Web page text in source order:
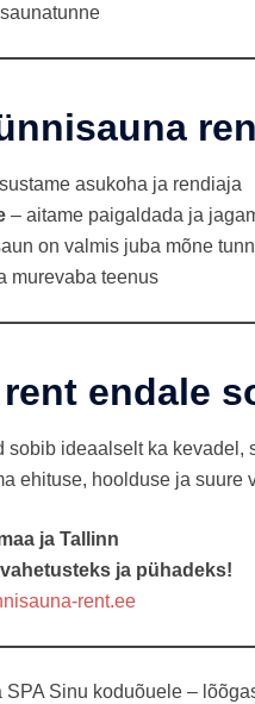
asukoha ja rendiaja
– aitame paigaldada ja
on valmis juba mõne
murevaba teenus
endale
ideaalselt ka kevadel,
ehituse, hoolduse ja suure
ja Tallinn
ja pühadeks!
rent.ee
SPA Sinu koduõuele –